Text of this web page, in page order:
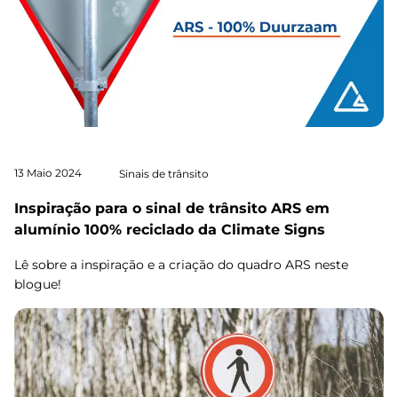
13 Maio 2024 Sinais de trânsito
Inspiração para o sinal de trânsito ARS em
alumínio 100% reciclado da Climate Signs
Lê sobre a inspiração e a criação do quadro ARS neste
blogue!